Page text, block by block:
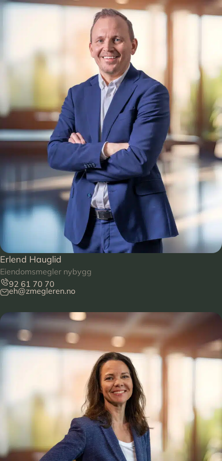
Erlend Hauglid
Eiendomsmegler nybygg
92 61 70 70
eh@zmegleren.no